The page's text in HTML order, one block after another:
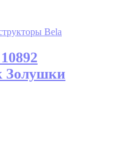
Bela
Золушки